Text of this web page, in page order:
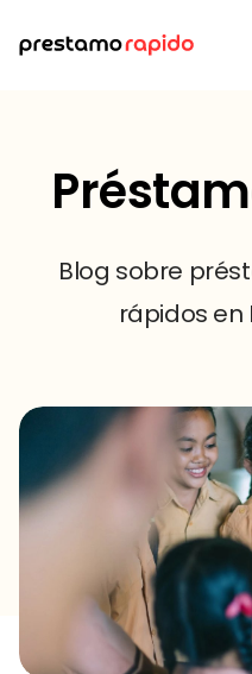
Blog sobre
rápidos en